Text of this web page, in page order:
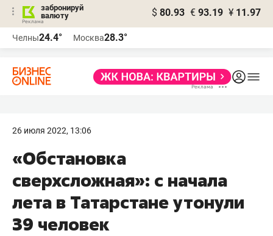
забронируй
валюту
$ 80.93 € 93.19 ¥ 11.97
Челны24.4° Москва28.3°
26 июля 2022, 13:06
«Обстановка
сверхсложная»: с начала
лета в Татарстане утонули
39 человек